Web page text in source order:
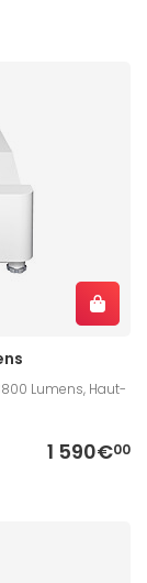
Lumens, Haut-
1 590€00